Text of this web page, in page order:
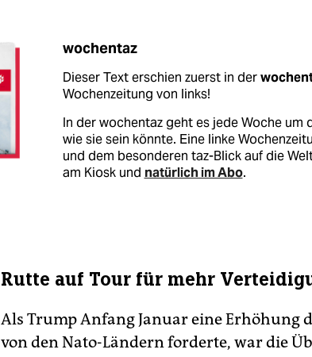
wochentaz
Dieser Text erschien zuerst in der
Wochenzeitung von links!
In der wochentaz geht es jede Woche um
wie sie sein könnte. Eine linke
und dem besonderen taz-Blick auf die
am Kiosk und natürlich im Abo.
Rutte auf Tour für mehr
Als Trump Anfang Januar eine Erhöhung
von den Nato-Ländern forderte, war die